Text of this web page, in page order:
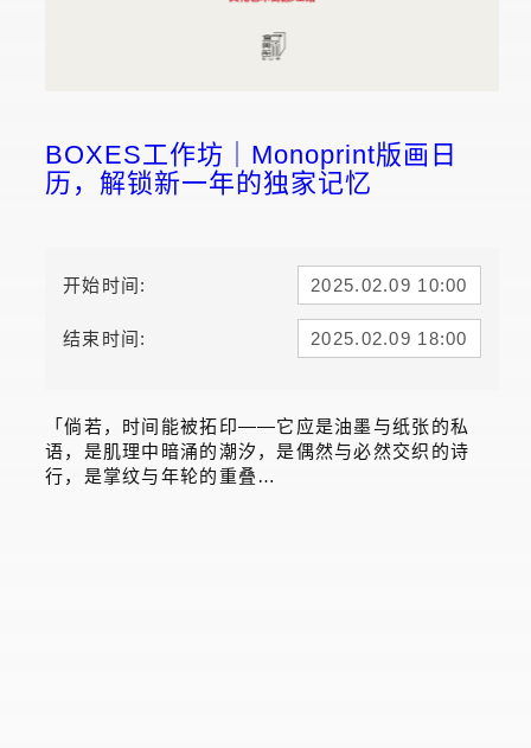
BOXES工作坊｜Monoprint版画日
历，解锁新一年的独家记忆
开始时间: 2025.02.09 10:00
结束时间: 2025.02.09 18:00
「倘若，时间能被拓印——它应是油墨与纸张的私
语，是肌理中暗涌的潮汐，是偶然与必然交织的诗
行，是掌纹与年轮的重叠…